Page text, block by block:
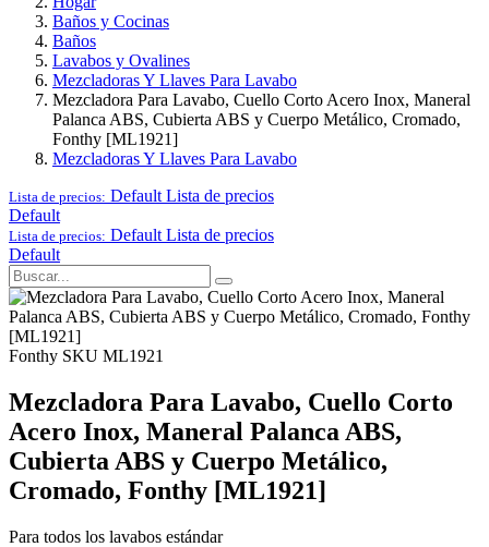
Baños y Cocinas
Baños
Lavabos y Ovalines
Mezcladoras Y Llaves Para Lavabo
Mezcladora Para Lavabo, Cuello Corto Acero Inox, Maneral
Palanca ABS, Cubierta ABS y Cuerpo Metálico, Cromado,
Fonthy [ML1921]
Mezcladoras Y Llaves Para Lavabo
Lista de precios: Default Lista de precios
Default
Lista de precios: Default Lista de precios
Default
Fonthy SKU ML1921
Mezcladora Para Lavabo, Cuello Corto
Acero Inox, Maneral Palanca ABS,
Cubierta ABS y Cuerpo Metálico,
Cromado, Fonthy [ML1921]
Para todos los lavabos estándar